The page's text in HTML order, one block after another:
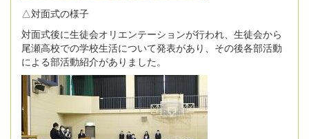
△対面式の様子
対面式後に生徒会オリエンテーションが行われ、生徒会から
尾瀬高校での学校生活について発表があり、その後各部活動
による部活動紹介がありました。